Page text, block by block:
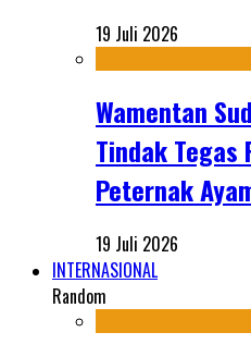
19 Juli 2026
Wamentan
Tindak Tegas
Peternak
19 Juli 2026
INTERNASIONAL
Random